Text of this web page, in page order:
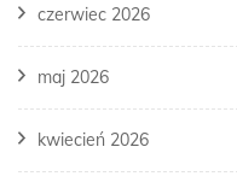
czerwiec 2026
maj 2026
kwiecień 2026